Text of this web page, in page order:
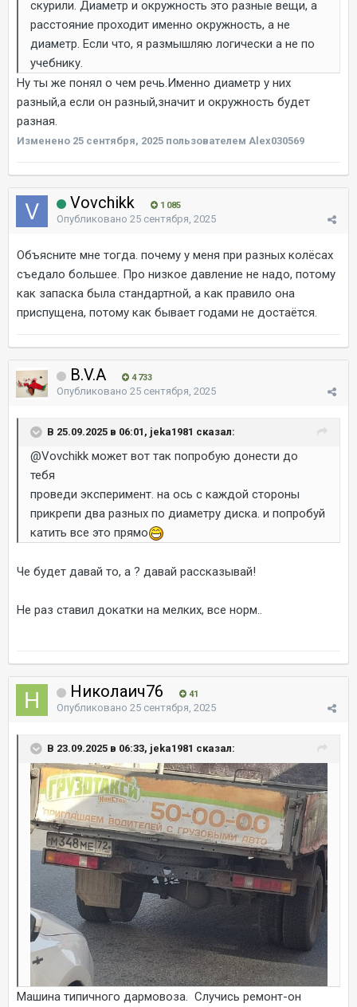
скурили. Диаметр и окружность это разные вещи, а
расстояние проходит именно окружность, а не
диаметр. Если что, я размышляю логически а не по
учебнику.
Ну ты же понял о чем речь.Именно диаметр у них
разный,а если он разный,значит и окружность будет
разная.
Изменено 25 сентября, 2025 пользователем Alex030569
Vovchikk 1 085
Опубликовано 25 сентября, 2025
Объясните мне тогда. почему у меня при разных колёсах
съедало большее. Про низкое давление не надо, потому
как запаска была стандартной, а как правило она
приспущена, потому как бывает годами не достаётся.
B.V.A 4 733
Опубликовано 25 сентября, 2025
В 25.09.2025 в 06:01, jeka1981 сказал:
@Vovchikk может вот так попробую донести до
тебя
проведи эксперимент. на ось с каждой стороны
прикрепи два разных по диаметру диска. и попробуй
катить все это прямо
Че будет давай то, а ? давай рассказывай!
Не раз ставил докатки на мелких, все норм..
Николаич76 41
Опубликовано 25 сентября, 2025
В 23.09.2025 в 06:33, jeka1981 сказал:
Машина типичного дармовоза. Случись ремонт-он